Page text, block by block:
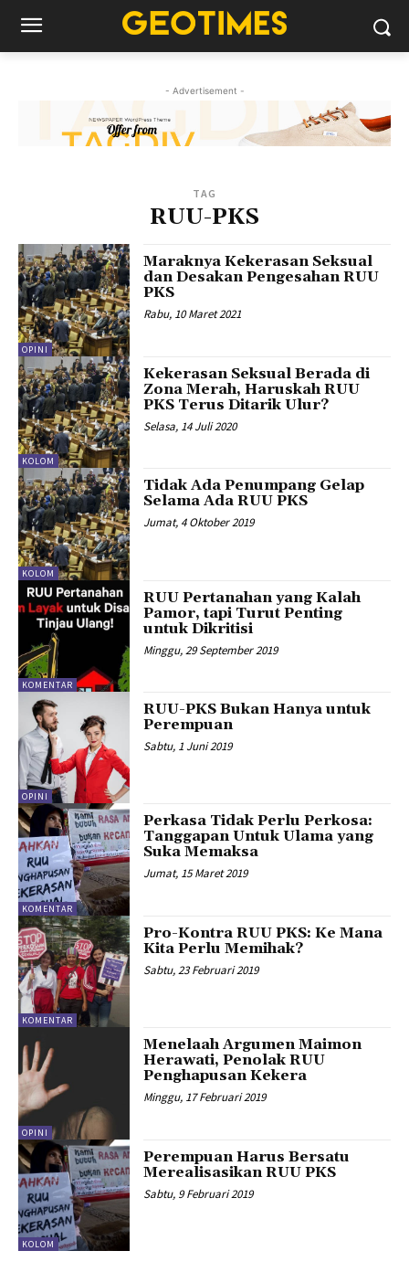
- Advertisement -
TAG
RUU-PKS
OPINI
Maraknya Kekerasan Seksual
dan Desakan Pengesahan RUU
PKS
Rabu, 10 Maret 2021
KOLOM
Kekerasan Seksual Berada di
Zona Merah, Haruskah RUU
PKS Terus Ditarik Ulur?
Selasa, 14 Juli 2020
KOLOM
Tidak Ada Penumpang Gelap
Selama Ada RUU PKS
Jumat, 4 Oktober 2019
KOMENTAR
RUU Pertanahan yang Kalah
Pamor, tapi Turut Penting
untuk Dikritisi
Minggu, 29 September 2019
OPINI
RUU-PKS Bukan Hanya untuk
Perempuan
Sabtu, 1 Juni 2019
KOMENTAR
Perkasa Tidak Perlu Perkosa:
Tanggapan Untuk Ulama yang
Suka Memaksa
Jumat, 15 Maret 2019
KOMENTAR
Pro-Kontra RUU PKS: Ke Mana
Kita Perlu Memihak?
Sabtu, 23 Februari 2019
OPINI
Menelaah Argumen Maimon
Herawati, Penolak RUU
Penghapusan Kekera
Minggu, 17 Februari 2019
KOLOM
Perempuan Harus Bersatu
Merealisasikan RUU PKS
Sabtu, 9 Februari 2019